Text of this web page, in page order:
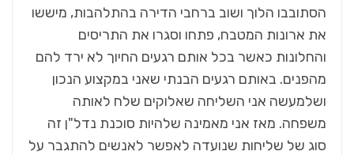
הסתובבו הלוך ושוב ברחבי הדירה בהתלהבות, מיששו
את ארונות המטבח, פתחו וסגרו את התריסים
והחלונות כאשר בכל אותם רגעים החיוך לא ירד להם
מהפנים. באותם רגעים הבנתי שאני במקצוע הנכון
ושלמעשה אני השליחה שאלוקים שלח לאותה
משפחה. מאז אני מאמינה שלהיות סוכנת נדל"ן זה
סוג של שליחות שנועדה לאפשר לאנשים להתגבר על